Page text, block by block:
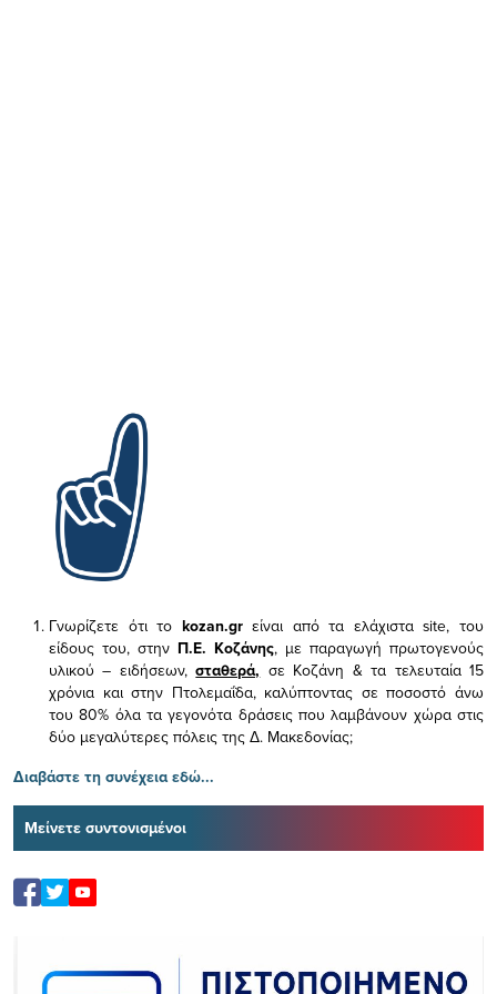
Γνωρίζετε ότι το kozan.gr είναι από τα ελάχισταsite, του
είδους του, στην Π.Ε. Κοζάνης, με παραγωγή πρωτογενούς
υλικού – ειδήσεων,σταθερά, σε Κοζάνη & τα τελευταία 15
χρόνια και στην Πτολεμαΐδα, καλύπτοντας σε ποσοστό άνω
του 80% όλα τα γεγονότα δράσεις που λαμβάνουν χώρα στις
δύο μεγαλύτερες πόλεις της Δ. Μακεδονίας;
Διαβάστε τη συνέχεια εδώ...
Μείνετε συντονισμένοι